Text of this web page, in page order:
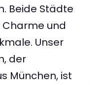
Beide Städte
und
Unser
der
München, ist